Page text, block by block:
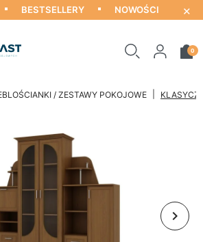
BESTSELLERY NOWOŚCI ×
0
/ ZESTAWY POKOJOWE
keyboard_arrow_right